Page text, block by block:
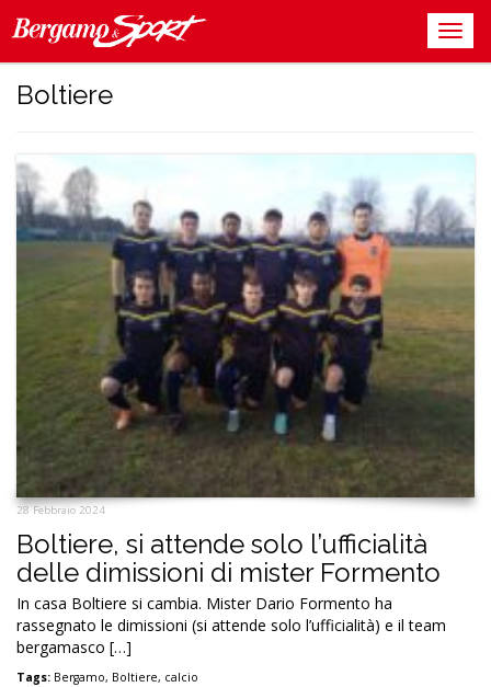
Boltiere
28 Febbraio 2024
Boltiere, si attende solo l’ufficialità
delle dimissioni di mister Formento
In casa Boltiere si cambia. Mister Dario Formento ha
rassegnato le dimissioni (si attende solo l’ufficialità) e il team
bergamasco […]
Tags: Bergamo, Boltiere, calcio